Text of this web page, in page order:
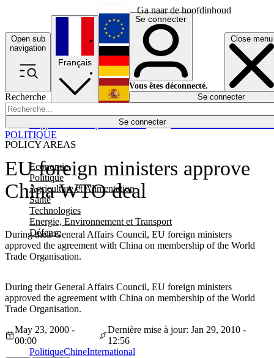
Ga naar de hoofdinhoud
Open sub
navigation
Close menu
Recherche
Se connecter
POLICY AREAS
Economie
Politique
Agriculture et Alimentation
Santé
Technologies
Energie, Environnement et Transport
Défense
Économie
Français
English
Deutsch
Español
Se connecter
Vous êtes déconnecté.
Se connecter
EU foreign ministers approve
China WTO deal
During their General Affairs Council, EU foreign ministers
approved the agreement with China on membership of the World
Trade Organisation.
POLITIQUE
During their General Affairs Council, EU foreign ministers
approved the agreement with China on membership of the World
Trade Organisation.
May 23, 2000 -
00:00
Dernière mise à jour: Jan 29, 2010 -
12:56
PolitiqueChineInternational